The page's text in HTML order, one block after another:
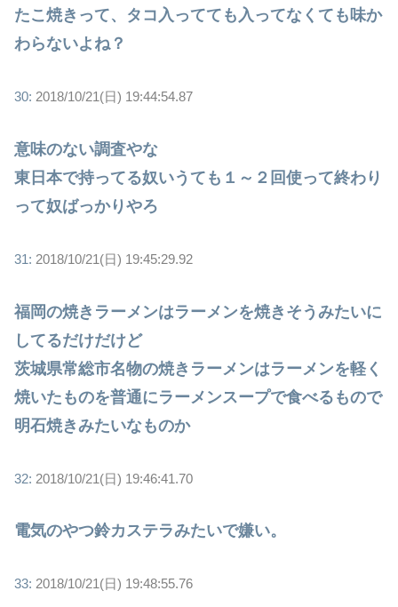
たこ焼きって、タコ入ってても入ってなくても味か
わらないよね？
30: 2018/10/21(日) 19:44:54.87
意味のない調査やな
東日本で持ってる奴いうても１～２回使って終わり
って奴ばっかりやろ
31: 2018/10/21(日) 19:45:29.92
福岡の焼きラーメンはラーメンを焼きそうみたいに
してるだけだけど
茨城県常総市名物の焼きラーメンはラーメンを軽く
焼いたものを普通にラーメンスープで食べるもので
明石焼きみたいなものか
32: 2018/10/21(日) 19:46:41.70
電気のやつ鈴カステラみたいで嫌い。
33: 2018/10/21(日) 19:48:55.76